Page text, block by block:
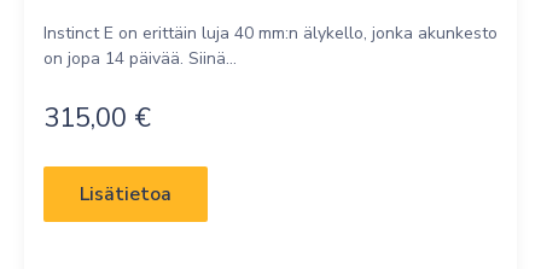
Instinct E on erittäin luja 40 mm:n älykello, jonka akunkesto
on jopa 14 päivää. Siinä...
315,00 €
Lisätietoa